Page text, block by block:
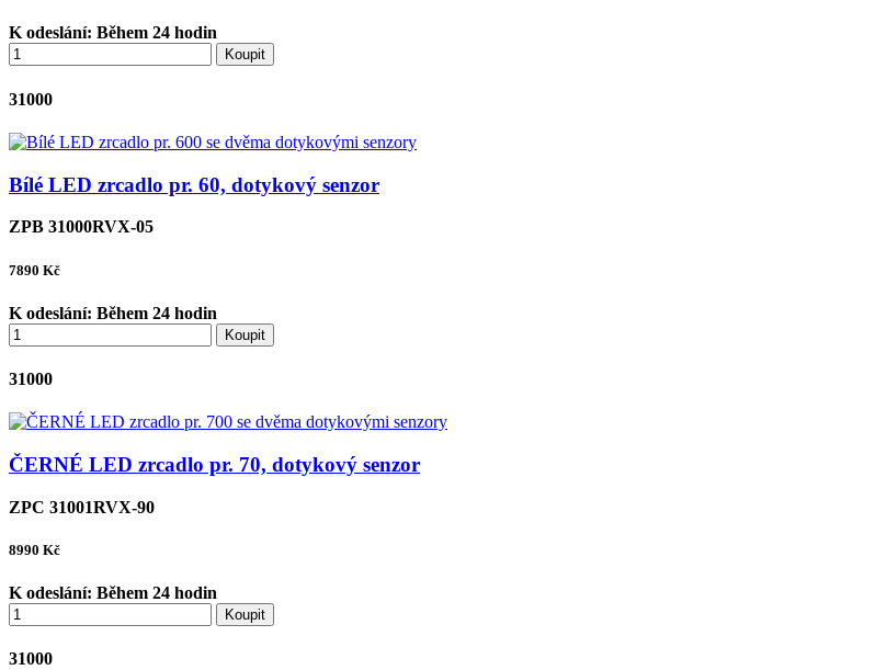
K odeslání: Během 24 hodin
Koupit
31000
Bílé LED zrcadlo pr. 60, dotykový senzor
ZPB 31000RVX-05
7890 Kč
K odeslání: Během 24 hodin
Koupit
31000
ČERNÉ LED zrcadlo pr. 70, dotykový senzor
ZPC 31001RVX-90
8990 Kč
K odeslání: Během 24 hodin
Koupit
31000